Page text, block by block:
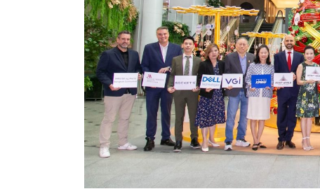
GREEN
CBD 2024”
ปี
ที่ 11